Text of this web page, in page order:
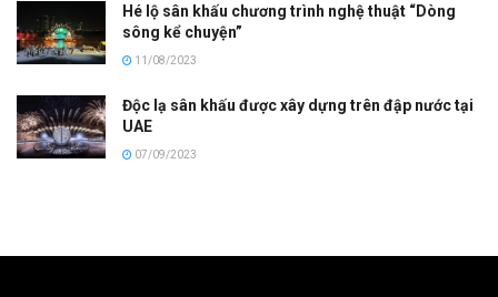
Hé lộ sân khấu chương trình nghệ thuật “Dòng
sông kể chuyện”
11/08/2023
Độc lạ sân khấu được xây dựng trên đập nước tại
UAE
07/09/2023